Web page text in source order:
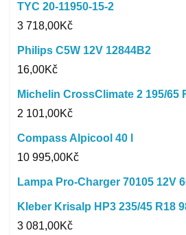
TYC 20-11950-15-2
3 718,00Kč
Philips C5W 12V 12844B2
16,00Kč
Michelin CrossClimate 2 195/65
2 101,00Kč
Compass Alpicool 40 l
10 995,00Kč
Lampa Pro-Charger 70105 12V
Kleber Krisalp HP3 235/45 R18
3 081,00Kč